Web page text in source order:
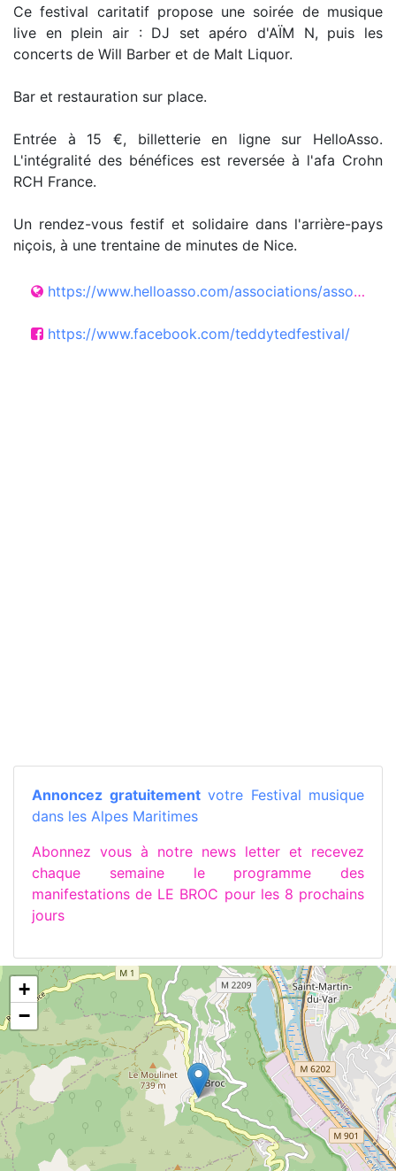
Ce festival caritatif propose une soirée de musique
live en plein air : DJ set apéro d'AÏM N, puis les
concerts de Will Barber et de Malt Liquor.
Bar et restauration sur place.
Entrée à 15 €, billetterie en ligne sur HelloAsso.
L'intégralité des bénéfices est reversée à l'afa Crohn
RCH France.
Un rendez-vous festif et solidaire dans l'arrière-pays
niçois, à une trentaine de minutes de Nice.
https://www.helloasso.com/associations/association-teddy-ted/evenements/teddy-ted-6-1
https://www.facebook.com/teddytedfestival/
Annoncez gratuitementvotre Festival musique
dans les Alpes Maritimes
Abonnez vous à notre news letter et recevez
chaque semaine le programme des
manifestations de LE BROC pour les 8 prochains
jours
+
−